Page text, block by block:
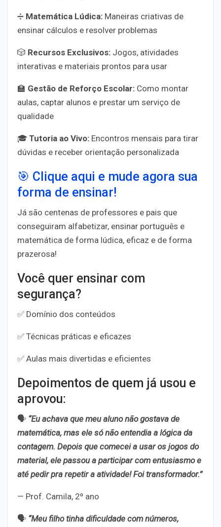
➗ Matemática Lúdica: Maneiras criativas de
ensinar cálculos e resolver problemas
🎲 Recursos Exclusivos: Jogos, atividades
interativas e materiais prontos para usar
🏫 Gestão de Reforço Escolar: Como montar
aulas, captar alunos e prestar um serviço de
qualidade
🎓 Tutoria ao Vivo: Encontros mensais para tirar
dúvidas e receber orientação personalizada
🎯 Clique aqui e mude agora sua
forma de ensinar!
Já são centenas de professores e pais que
conseguiram alfabetizar, ensinar português e
matemática de forma lúdica, eficaz e de forma
prazerosa!
Você quer ensinar com
segurança?
✅ Domínio dos conteúdos
✅ Técnicas práticas e eficazes
✅ Aulas mais divertidas e eficientes
Depoimentos de quem já usou e
aprovou:
🗣️ “Eu achava que meu aluno não gostava de
matemática, mas ele só não entendia a lógica da
contagem. Depois que comecei a usar os jogos do
material, ele passou a participar com entusiasmo e
até pedir pra repetir a atividade! Foi transformador.”
— Prof. Camila, 2º ano
🗣️ “Meu filho tinha dificuldade com números,